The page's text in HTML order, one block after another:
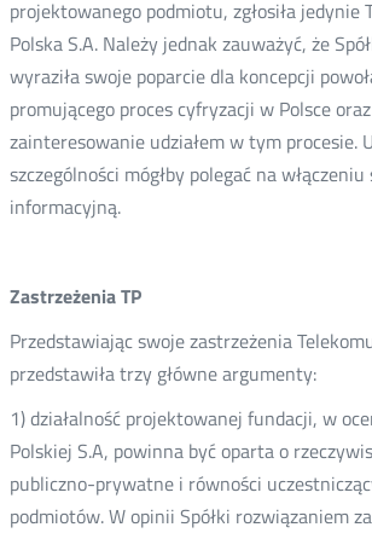
projektowanego podmiotu, zgłosiła jedynie
Polska S.A. Należy jednak zauważyć, że
wyraziła swoje poparcie dla koncepcji
promującego proces cyfryzacji w Polsce
zainteresowanie udziałem w tym procesie.
szczególności mógłby polegać na
informacyjną.
Zastrzeżenia TP
Przedstawiając swoje zastrzeżenia
przedstawiła trzy główne argumenty:
1) działalność projektowanej fundacji, w
Polskiej S.A, powinna być oparta o
publiczno-prywatne i równości
podmiotów. W opinii Spółki rozwiązaniem